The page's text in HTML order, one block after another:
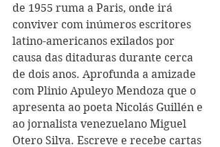
de 1955 ruma a Paris, onde irá
conviver com inúmeros escritores
latino-americanos exilados por
causa das ditaduras durante cerca
de dois anos. Aprofunda a amizade
com Plinio Apuleyo Mendoza que o
apresenta ao poeta Nicolás Guillén e
ao jornalista venezuelano Miguel
Otero Silva. Escreve e recebe cartas